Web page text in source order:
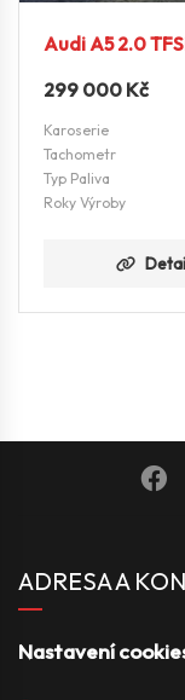
Audi A5 2.0
299 000 Kč
Karoserie
Tachometr
Typ Paliva
Roky Výroby
ADRESA A
Nastavení